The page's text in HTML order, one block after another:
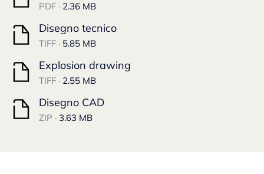
PDF · 2.36 MB
Disegno tecnico
TIFF · 5.85 MB
Explosion drawing
TIFF · 2.55 MB
Disegno CAD
ZIP · 3.63 MB